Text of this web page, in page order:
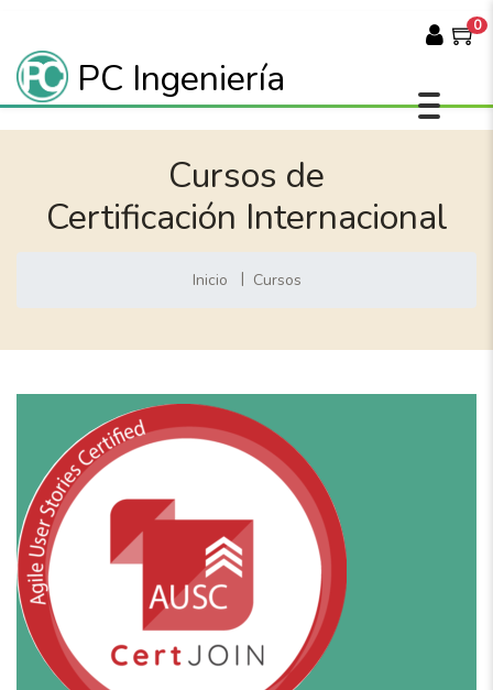
0
PC Ingeniería
Cursos de
Certificación Internacional
Inicio Cursos